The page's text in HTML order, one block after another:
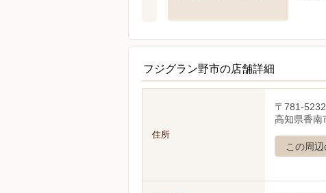
フジグラン野市の店舗詳細
住所
〒781-5232
高知県香南
この周